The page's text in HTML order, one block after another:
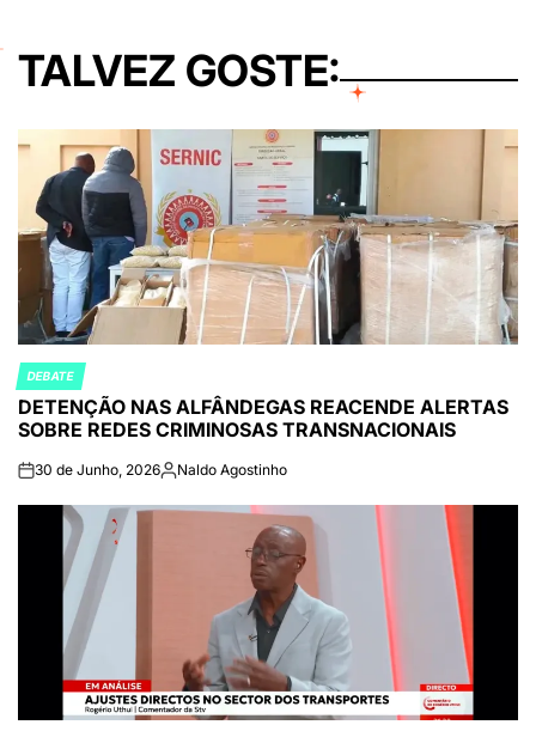
TALVEZ GOSTE:
POSTED
IN
DEBATE
DETENÇÃO NAS ALFÂNDEGAS REACENDE ALERTAS
SOBRE REDES CRIMINOSAS TRANSNACIONAIS
on30 de Junho, 2026Publicado
Naldo Agostinho